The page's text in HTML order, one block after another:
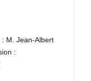
M. Jean-Albert
: